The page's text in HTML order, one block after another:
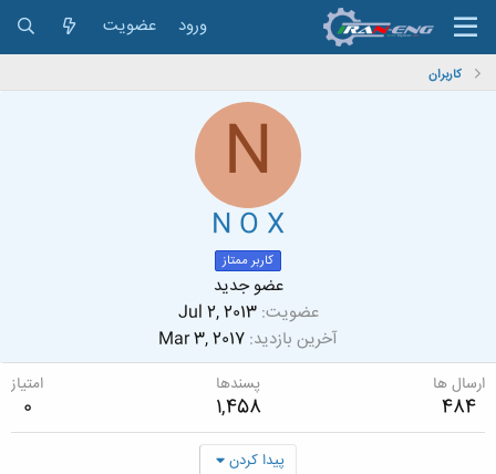
ورود عضویت
کاربران
N
N O X
کاربر ممتاز
عضو جدید
عضویت Jul 2, 2013
آخرین بازدید Mar 3, 2017
ارسال ها
484
پسندها
1,458
امتیاز
0
پیدا کردن